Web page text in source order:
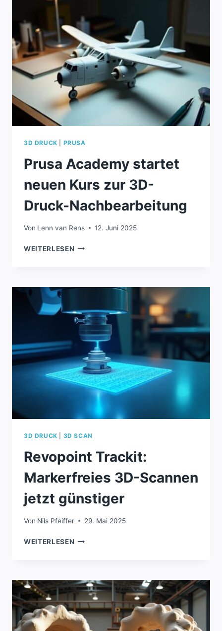
VOR
ORT
3D DRUCK PRUSA
Prusa Academy startet
neuen Kurs zur 3D-
Druck-Nachbearbeitung
Von Lenn van Rens 12. Juni 2025
WEITERLESEN PRUSA
KURS
3D-
DRUCK-
NACHBEARBEITUNG
3D DRUCK 3D SCAN
Revopoint Trackit:
Markerfreies 3D-Scannen
jetzt günstiger
Von Nils Pfeiffer 29. Mai 2025
WEITERLESEN REVOPOINT
SCANNEN
JETZT
GÜNSTIGER